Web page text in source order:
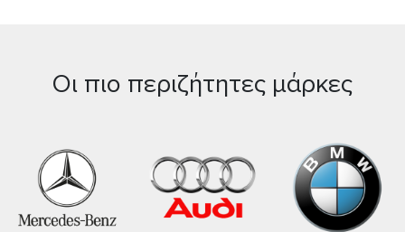
Οι πιο περιζήτητες μάρκες